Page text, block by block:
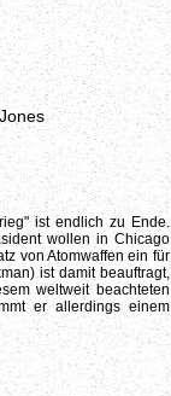
ist endlich zu Ende.
wollen in Chicago
von Atomwaffen ein für
ist damit beauftragt,
weltweit beachteten
er allerdings einem